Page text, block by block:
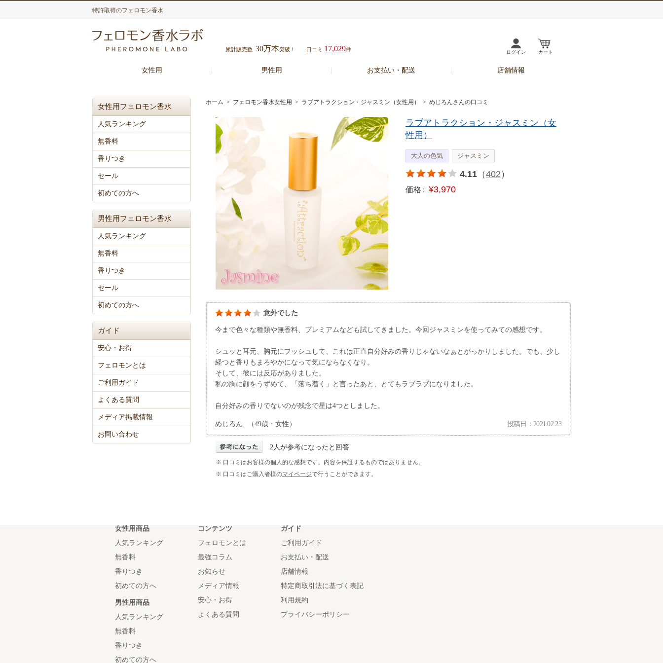
特許取得のフェロモン香水
累計販売数 30万本突破！ 口コミ 17,029件 ログイン カート
女性用 男性用 お支払い・配送 店舗情報
ホーム > フェロモン香水女性用 > ラブアトラクション・ジャスミン（女性用） > めじろんさんの口コミ
ラブアトラクション・ジャスミン（女
性用）
大人の色気 ジャスミン
4.11 （402 ）
価格 : ¥3,970
意外でした
今まで色々な種類や無香料、プレミアムなども試してきました。今回ジャスミンを使ってみての感想です。
シュッと耳元、胸元にプッシュして、これは正直自分好みの香りじゃないなぁとがっかりしました。でも、少し
経つと香りもまろやかになって気にならなくなり。
そして、彼には反応がありました。
私の胸に顔をうずめて、「落ち着く」と言ったあと、とてもラブラブになりました。
自分好みの香りでないのが残念で星は4つとしました。
めじろん （49歳・女性） 投稿日：2021.02.23
2人が参考になったと回答
※ 口コミはお客様の個人的な感想です。内容を保証するものではありません。
※ 口コミはご購入者様のマイページで行うことができます。
女性用フェロモン香水
人気ランキング
無香料
香りつき
セール
初めての方へ
男性用フェロモン香水
人気ランキング
無香料
香りつき
セール
初めての方へ
ガイド
安心・お得
フェロモンとは
ご利用ガイド
よくある質問
メディア掲載情報
お問い合わせ
女性用商品
人気ランキング
無香料
香りつき
初めての方へ
男性用商品
人気ランキング
無香料
香りつき
初めての方へ
コンテンツ
フェロモンとは
最強コラム
お知らせ
メディア情報
安心・お得
よくある質問
ガイド
ご利用ガイド
お支払い・配送
店舗情報
特定商取引法に基づく表記
利用規約
プライバシーポリシー